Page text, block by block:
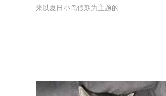
来以夏日小岛假期为主题的...